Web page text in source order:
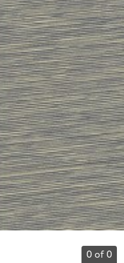
0 of 0